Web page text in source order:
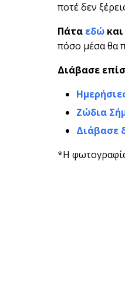
ποτέ δεν
Πάτα εδώ
πόσο μέσα θα
Διάβασε
Ζώδια
Διάβασε
*Η φωτογραφία